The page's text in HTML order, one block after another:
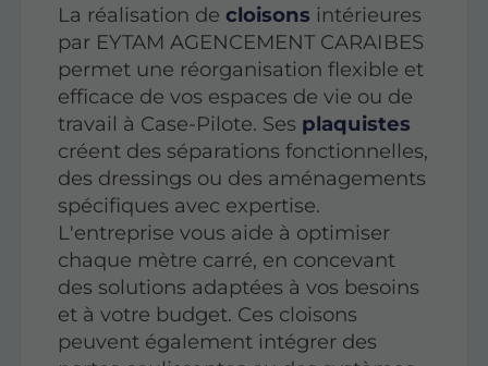
La réalisation decloisons intérieures
par EYTAM AGENCEMENT CARAIBES
permet une réorganisation flexible et
efficace de vos espaces de vie ou de
travail à Case-Pilote. Ses plaquistes
créent des séparations fonctionnelles,
des dressings ou des aménagements
spécifiques avec expertise.
L'entreprise vous aide à optimiser
chaque mètre carré, en concevant
des solutions adaptées à vos besoins
et à votre budget. Ces cloisons
peuvent également intégrer des